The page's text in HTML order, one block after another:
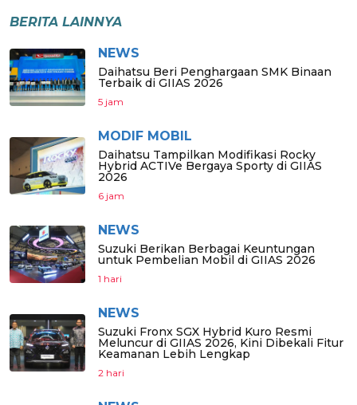
BERITA LAINNYA
NEWS
Daihatsu Beri Penghargaan SMK Binaan
Terbaik di GIIAS 2026
5 jam
MODIF MOBIL
Daihatsu Tampilkan Modifikasi Rocky
Hybrid ACTIVe Bergaya Sporty di GIIAS
2026
6 jam
NEWS
Suzuki Berikan Berbagai Keuntungan
untuk Pembelian Mobil di GIIAS 2026
1 hari
NEWS
Suzuki Fronx SGX Hybrid Kuro Resmi
Meluncur di GIIAS 2026, Kini Dibekali Fitur
Keamanan Lebih Lengkap
2 hari